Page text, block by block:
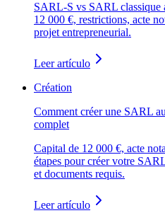
SARL-S vs SARL classique
12 000 €, restrictions, acte
projet entrepreneurial.
Leer artículo
Création
Comment créer une SARL
complet
Capital de 12 000 €, acte
étapes pour créer votre
et documents requis.
Leer artículo